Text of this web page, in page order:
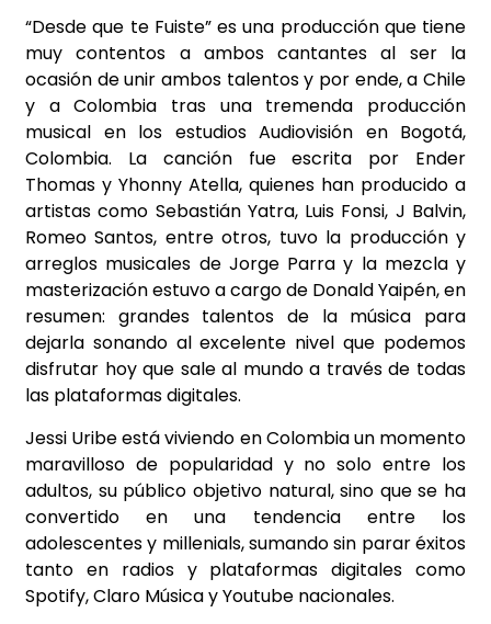
“Desde que te Fuiste” es una producción que tiene
muy contentos a ambos cantantes al ser la
ocasión de unir ambos talentos y por ende, a Chile
y a Colombia tras una tremenda producción
musical en los estudios Audiovisión en Bogotá,
Colombia. La canción fue escrita por Ender
Thomas y Yhonny Atella, quienes han producido a
artistas como Sebastián Yatra, Luis Fonsi, J Balvin,
Romeo Santos, entre otros, tuvo la producción y
arreglos musicales de Jorge Parra y la mezcla y
masterización estuvo a cargo de Donald Yaipén, en
resumen: grandes talentos de la música para
dejarla sonando al excelente nivel que podemos
disfrutar hoy que sale al mundo a través de todas
las plataformas digitales.
Jessi Uribe está viviendo en Colombia un momento
maravilloso de popularidad y no solo entre los
adultos, su público objetivo natural, sino que se ha
convertido en una tendencia entre los
adolescentes y millenials, sumando sin parar éxitos
tanto en radios y plataformas digitales como
Spotify, Claro Música y Youtube nacionales.